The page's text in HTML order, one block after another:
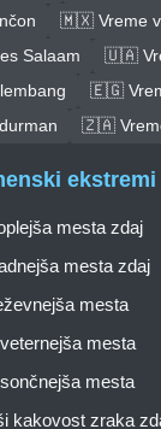
🇲🇽 Vreme v
Salaam
🇺🇦
🇪🇬
🇿🇦
ekstremi
mesta zdaj
mesta zdaj
mesta
mesta
mesta
kakovost zraka